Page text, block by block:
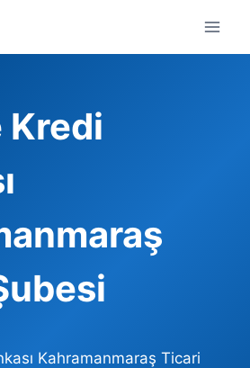
Kredi
Kahramanmaraş Ticari